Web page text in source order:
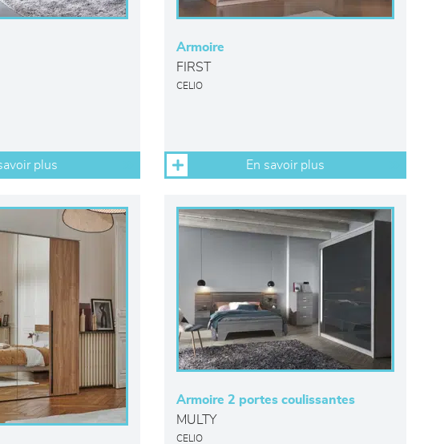
plus
Armoire
FIRST
CELIO
En savoir plus
Armoire 2 portes coulissantes
MULTY
CELIO